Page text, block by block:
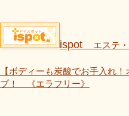
ispot エステ
【ボディーも炭酸でお手入れ
プ！ 《エラフリー》